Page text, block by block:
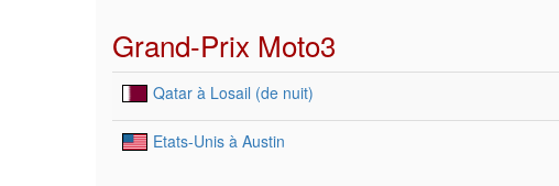
Grand-Prix Moto3
Qatar à Losail (de nuit)
Etats-Unis à Austin